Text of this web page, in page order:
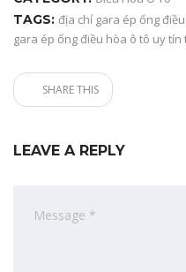
TAGS: địa chỉ gara ép ống
gara ép ống điều hòa ô tô uy tín
SHARE THIS
LEAVE A REPLY